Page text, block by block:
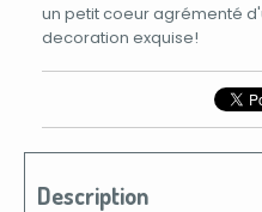
un petit coeur agrémenté
decoration exquise!
Description